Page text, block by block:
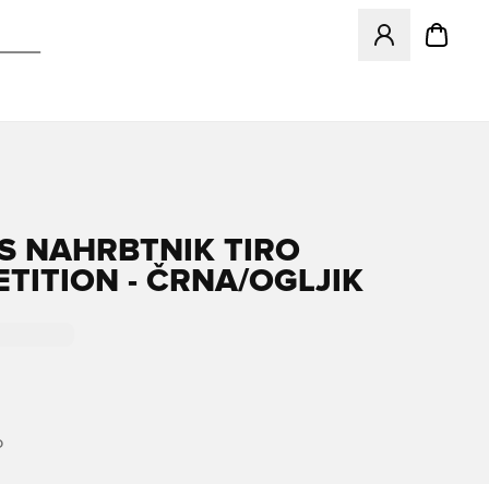
Odpre Modal
NAHRBTNIK TIRO
- ČRNA/OGLJIK